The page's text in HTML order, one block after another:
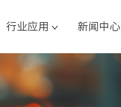
行业应用 新闻中心